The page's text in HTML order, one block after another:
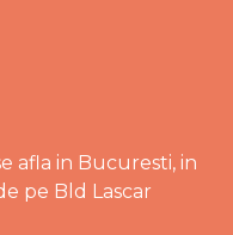
afla in Bucuresti, in
pe Bld Lascar